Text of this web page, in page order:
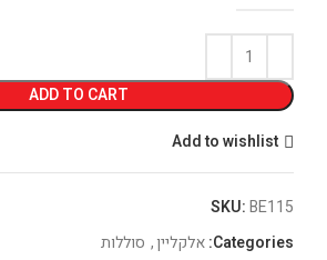
ADD TO CART
Add to wishlist
SKU:BE115
Categories: אלקליין, סוללות